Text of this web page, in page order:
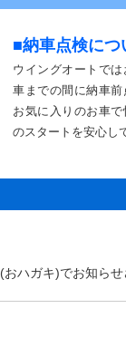
■納車点検につ
ウイングオートで
車までの間に納車前
お気に入りのお車
のスタートを安心し
ハガキ)でお知ら